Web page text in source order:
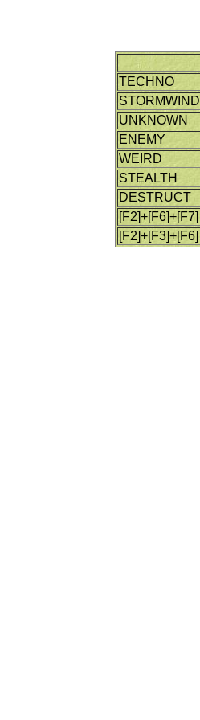
TECHNO
STORMWIND
UNKNOWN
ENEMY
WEIRD
STEALTH
DESTRUCT
[F2]+[F6]+[F7]
[F2]+[F3]+[F6]